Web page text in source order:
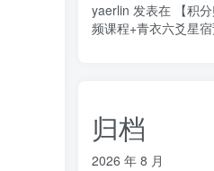
yaerlin 发表在 【积
频课程+青衣六爻星
归档
2026 年 8 月